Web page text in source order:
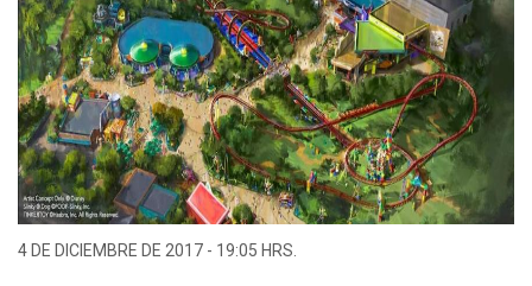
4 DE DICIEMBRE DE 2017 - 19:05 HRS.